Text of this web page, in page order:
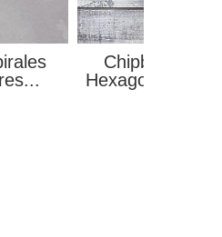
Chipboard
Hexagonal